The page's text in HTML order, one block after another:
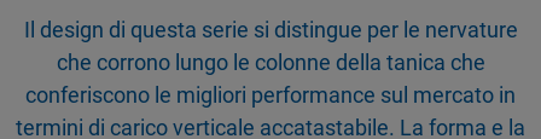
Il design di questa serie si distingue per le nervature
che corrono lungo le colonne della tanica che
conferiscono le migliori performance sul mercato in
termini di carico verticale accatastabile. La forma e la